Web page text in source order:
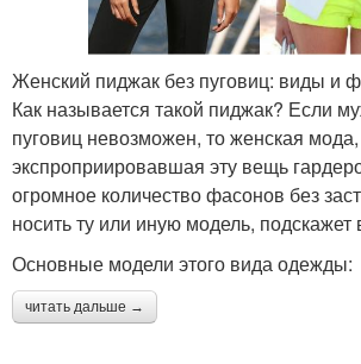
Женский пиджак без пуговиц: виды и
Как называется такой пиджак? Если
пуговиц невозможен, то женская
экспроприировавшая эту вещь
огромное количество фасонов без
носить ту или иную модель, подскажет
Основные модели этого вида одежды:
читать дальше →